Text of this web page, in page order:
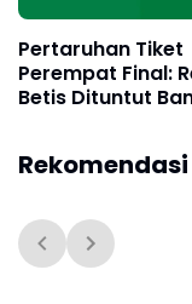
Pertaruhan Tiket
Perempat Final:
Betis Dituntut
Rekomendasi